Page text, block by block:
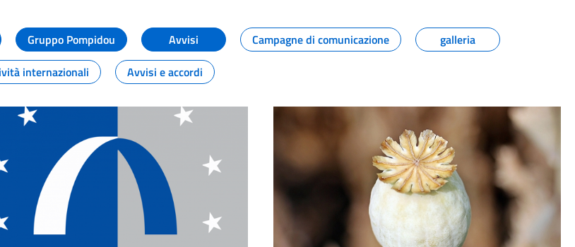
Gruppo Pompidou Avvisi Campagne di comunicazione
galleria
internazionali Avvisi e accordi